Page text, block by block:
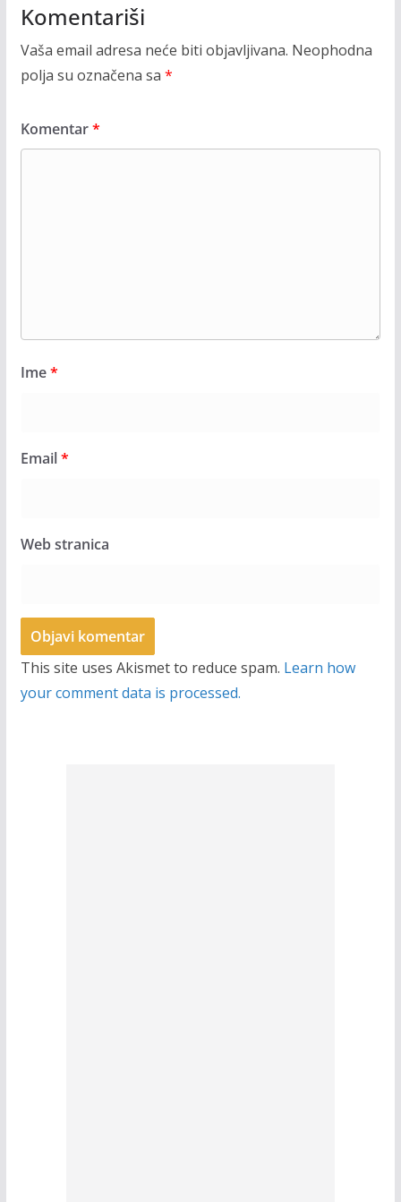
Komentariši
Vaša email adresa neće biti objavljivana. Neophodna
polja su označena sa *
Komentar*
Ime*
Email*
Web stranica
This site uses Akismet to reduce spam. Learn how
your comment data is processed.